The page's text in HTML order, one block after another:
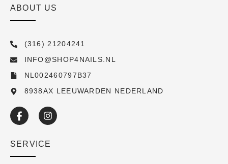
ABOUT US
(316) 21204241
INFO@SHOP4NAILS.NL
NL002460797B37
8938AX LEEUWARDEN NEDERLAND
SERVICE